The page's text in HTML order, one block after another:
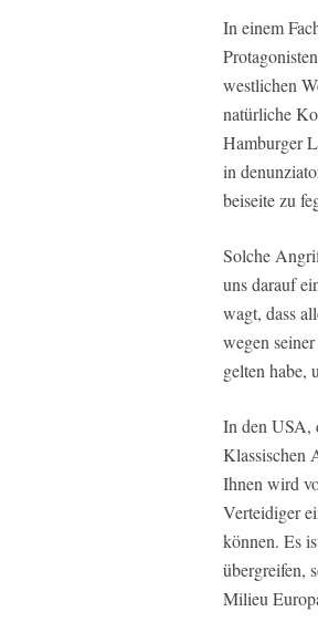
In einem
westlichen
natürliche
Hamburger
in
beiseite zu
Solche
uns darauf
wagt, dass
wegen
gelten habe,
In den USA,
Klassischen
Ihnen wird
Verteidiger
können. Es
übergreifen,
Milieu